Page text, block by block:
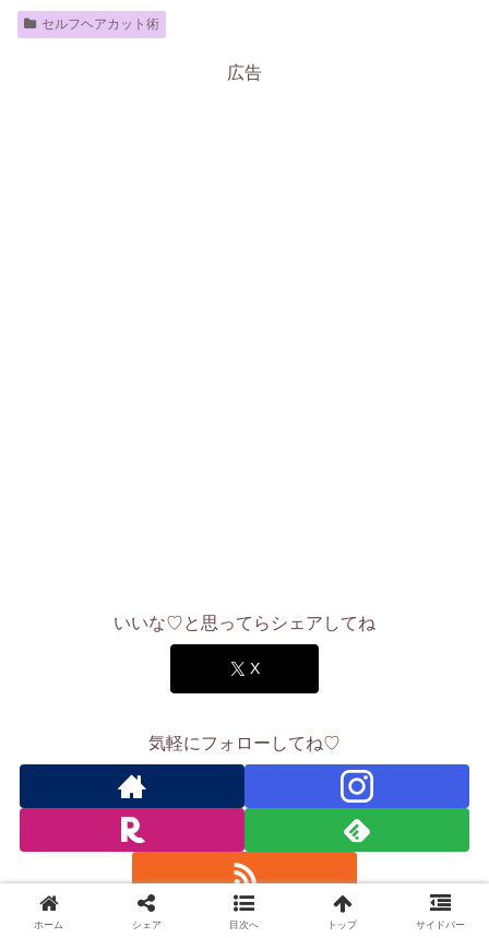
セルフヘアカット術
広告
いいな♡と思ってらシェアしてね
X
気軽にフォローしてね♡
ホーム シェア 目次へ トップ サイドバー